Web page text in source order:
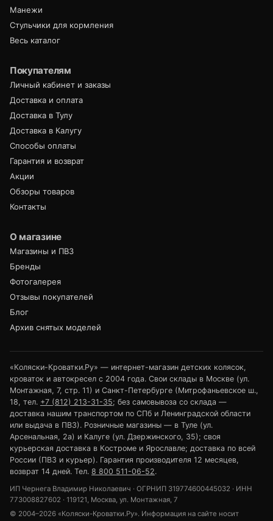
Манежи
Стульчики для кормления
Весь каталог
Покупателям
Личный кабинет и заказы
Доставка и оплата
Доставка в Тулу
Доставка в Калугу
Способы оплаты
Гарантия и возврат
Акции
Обзоры товаров
Контакты
О магазине
Магазины и ПВЗ
Бренды
Фотогалерея
Отзывы покупателей
Блог
Архив снятых моделей
«Коляски-Кроватки.Ру» — интернет-магазин детских колясок,
кроваток и автокресел с 2004 года. Свои склады в Москве (ул.
Монтажная, 7, стр. 11) и Санкт-Петербурге (Митрофаньевское ш.,
18, тел. +7 (812) 213-31-35; без самовывоза со склада —
доставка нашим транспортом по СПб и Ленинградской области
или выдача в ПВЗ). Розничные магазины — в Туле (ул.
Арсенальная, 2а) и Калуге (ул. Дзержинского, 35); своя
курьерская доставка в Костроме и Ярославле; доставка по всей
России (ПВЗ и курьер). Гарантия производителя 12 месяцев,
возврат 14 дней. Тел. 8 800 511-06-52.
ИП Чернега Владимир Николаевич · ОГРНИП 319774600445032 · ИНН
773008827602 · 119121, Москва, ул. Монтажная, 7
© 2004–2026 «Коляски-Кроватки.Ру». Информация на сайте носит